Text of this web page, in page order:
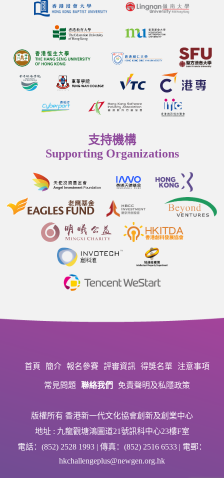
支持機構
Supporting Organizations
首頁 簡介 報名參賽 評審資訊 得獎名單 注意事項
常見問題 聯絡我們 免責聲明及私隱政策
版權所有 香港新一代文化協會創新及創業中心
地址 : 九龍觀塘鴻圖道21號訊科中心23樓F室
電話：(852) 2528 1993 | 傳真：(852) 2516 6533 | 電郵：
hkchallengeplus@newgen.org.hk